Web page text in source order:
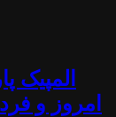
المپیک
امروز و